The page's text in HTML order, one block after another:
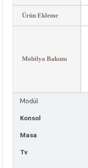
Ürün Ekleme
Mobilya Bakımı
Modül
Konsol
Masa
Tv